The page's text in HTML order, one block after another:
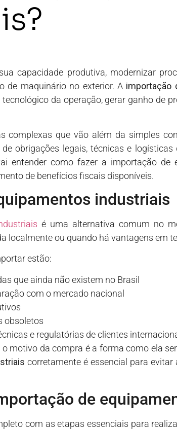
capacidade produtiva, modernizar
de maquinário no exterior. A importação
da operação, gerar ganho de
complexas que vão além da simples
obrigações legais, técnicas e
entender como fazer a importação de
de benefícios fiscais disponíveis.
industriais
é uma alternativa comum no
localmente ou quando há vantagens em
estão:
que ainda não existem no Brasil
com o mercado nacional
obsoletos
e regulatórias de clientes
motivo da compra é a forma como ela
corretamente é essencial para
de
com as etapas essenciais para